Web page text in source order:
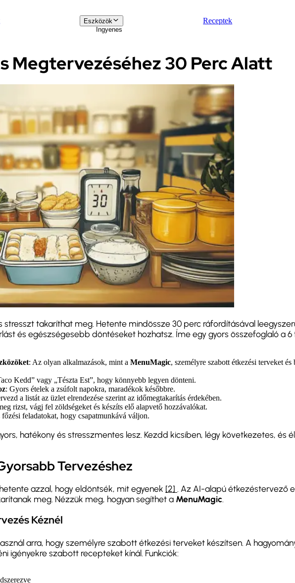
Eszközök
Ingyenes
Receptek
Megtervezéséhez 30 Perc Alatt
takaríthat meg. Hetente mindössze 30 perc ráfordításával
és egészségesebb döntéseket hozhatsz. Íme egy gyors összefoglaló a 6
: Az olyan alkalmazások, mint a MenuMagic, személyre szabott étkezési terveket és
Kedd” vagy „Tészta Est”, hogy könnyebb legyen dönteni.
: Gyors ételek a zsúfolt napokra, maradékok későbbre.
a listát az üzlet elrendezése szerint az időmegtakarítás érdekében.
rizst, vágj fel zöldségeket és készíts elő alapvető hozzávalókat.
főzési feladatokat, hogy csapatmunkává váljon.
hatékony és stresszmentes lesz. Kezdd kicsiben, légy következetes, és
Tervezéshez
azzal, hogy eldöntsék, mit egyenek [2] . Az AI-alapú étkezéstervező
meg. Nézzük meg, hogyan segíthet a MenuMagic.
Kéznél
arra, hogy személyre szabott étkezési terveket készítsen. A
igényekre szabott recepteket kínál. Funkciók: